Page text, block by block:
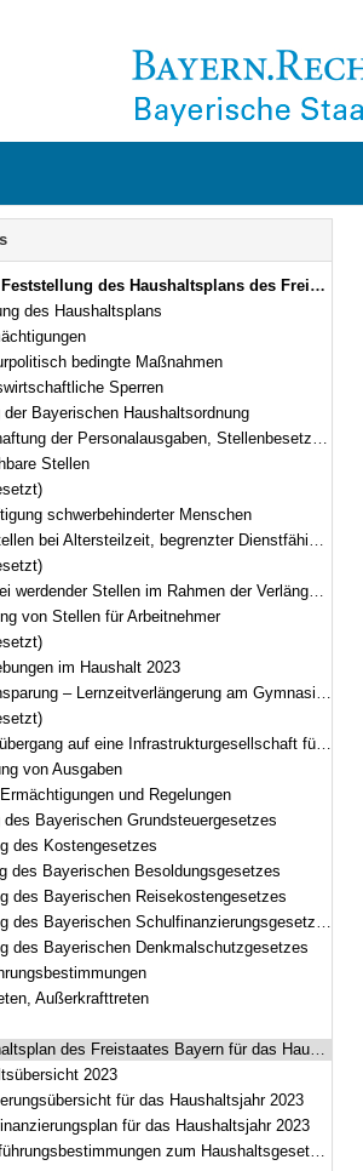
Bayern für das Haushaltsjahr 2023 (Haushaltsgesetz 2023 – HG 2023) Vom 21. April 2023 (GVBl. S. 128) BayRS 630-2-25-F (Art. 1–16)
des Haushaltsplans
bedingte Maßnahmen
Sperren
Bayerischen Haushaltsordnung
der Personalausgaben, Stellenbesetzung
Stellen
schwerbehinderter Menschen
begrenzter Dienstfähigkeit und bei Arbeitszeitmodellen
Stellen im Rahmen der Verlängerung der Arbeitszeit der Arbeitnehmer
von Stellen für Arbeitnehmer
im Haushalt 2023
– Lernzeitverlängerung am Gymnasium
eine Infrastrukturgesellschaft für Autobahnen und andere Bundesstraßen
von Ausgaben
und Regelungen
Bayerischen Grundsteuergesetzes
des Kostengesetzes
des Bayerischen Besoldungsgesetzes
des Bayerischen Reisekostengesetzes
des Bayerischen Schulfinanzierungsgesetzes
des Bayerischen Denkmalschutzgesetzes
Außerkrafttreten
des Freistaates Bayern für das Haushaltsjahr 2023Gesamtplan
2023
für das Haushaltsjahr 2023
für das Haushaltsjahr 2023
zum Haushaltsgesetz 2023 (DBestHG 2023)